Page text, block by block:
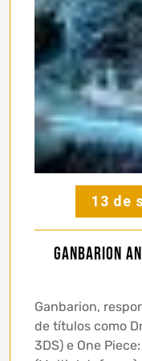
13 de
Ganbarion
Ganbarion,
de títulos como
3DS) e One